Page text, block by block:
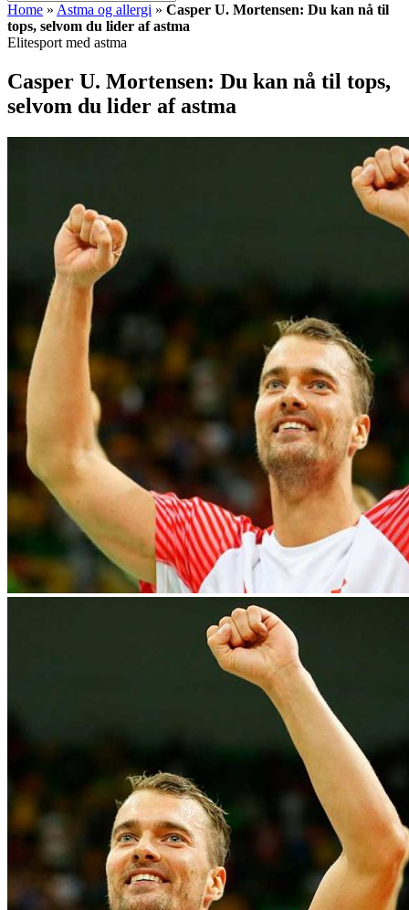
Home » Astma og allergi » Casper U. Mortensen: Du kan nå til
tops, selvom du lider af astma
Elitesport med astma
Casper U. Mortensen: Du kan nå til tops,
selvom du lider af astma